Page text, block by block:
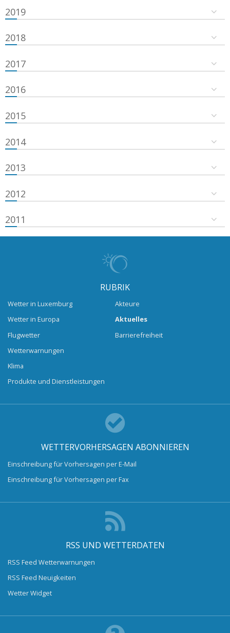
2019
2018
2017
2016
2015
2014
2013
2012
2011
RUBRIK
Wetter in Luxemburg
Wetter in Europa
Flugwetter
Wetterwarnungen
Klima
Produkte und Dienstleistungen
Akteure
Aktuelles
Barrierefreiheit
WETTERVORHERSAGEN ABONNIEREN
Einschreibung für Vorhersagen per E-Mail
Einschreibung für Vorhersagen per Fax
RSS UND WETTERDATEN
RSS Feed Wetterwarnungen
RSS Feed Neuigkeiten
Wetter Widget